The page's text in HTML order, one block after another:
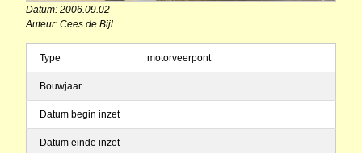
Datum: 2006.09.02
Auteur: Cees de Bijl
Type motorveerpont
Bouwjaar
Datum begin inzet
Datum einde inzet